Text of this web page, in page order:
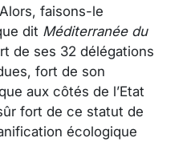
faisons-le
dit Méditerranée du
de ses 32 délégations
fort de son
aux côtés de l’Etat
fort de ce statut de
écologique